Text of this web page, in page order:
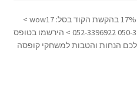
> עקב המצב קבלו קופון הנחה של 17% בהקשת הקוד בסל: wow17 >
הזמנות גם בטלפון/ווצאפ: 050-3846846 052-3396922 > הירשמו בטופס
הנחות והטבות למשחקי קופסה